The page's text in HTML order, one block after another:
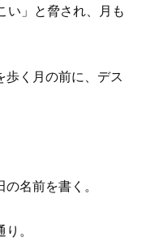
い」と脅され、月も
歩く月の前に、デス
名前を書く。
。